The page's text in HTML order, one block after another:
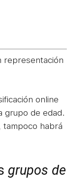
representación
online
grupo de edad.
tampoco habrá
grupos de